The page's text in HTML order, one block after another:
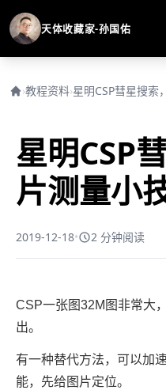
天体收藏家-孙国佑
›教程资料›星明CSP彗星搜索
星明CSP
片测量小
2019-12-18• 2 分钟阅读
CSP一张图32M图非常大
出。
有一种替代方法，可以加
能，先给图片定位。